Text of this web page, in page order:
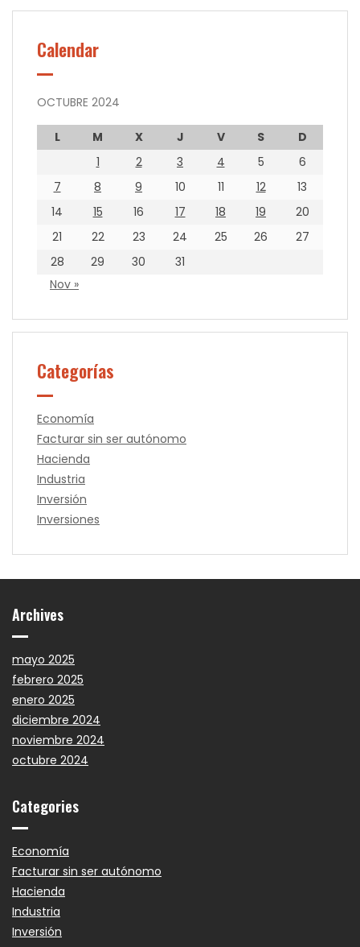
Calendar
OCTUBRE 2024
L M X J V S
D
1
2 3 4 5
6
7
8 9 10 11 12
13
14
15 16 17 18 19
20
21
22 23 24 25 26
27
28
29 30
31
Nov »
Categorías
Economía
Facturar sin ser autónomo
Hacienda
Industria
Inversión
Inversiones
Archives
mayo 2025
febrero 2025
enero 2025
diciembre 2024
noviembre 2024
octubre 2024
Categories
Economía
Facturar sin ser autónomo
Hacienda
Industria
Inversión